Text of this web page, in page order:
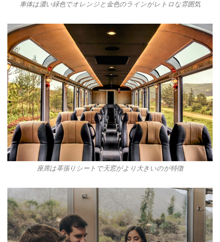
車体は濃い緑色でオレンジと金色のラインがレトロな雰囲気
座席は革張りシートで天窓がより大きいのが特徴